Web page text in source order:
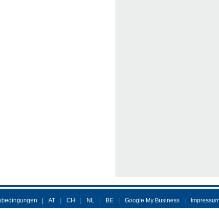
AT CH NL BE Google My Business